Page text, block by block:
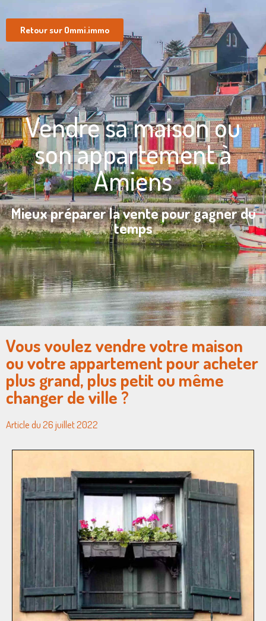
Vendre sa maison ou
son appartement à
Amiens
Mieux préparer la vente pour gagner du
temps
Retour sur Ommi.immo
Vous voulez vendre votre maison
ou votre appartement pour acheter
plus grand, plus petit ou même
changer de ville ?
Article du 26 juillet 2022